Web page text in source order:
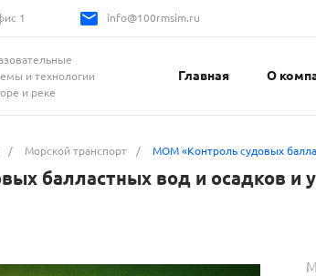
1 info@100rmsim.ru
и технологии
и реке
Главная О
/ Морской транспорт / МОМ «Контроль судовых
балластных вод и осадков и